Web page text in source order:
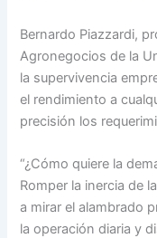
Bernardo Piazzardi,
Agronegocios de la
la supervivencia
el rendimiento a
precisión los
“¿Cómo quiere la
Romper la inercia de
a mirar el alambrado
la operación diaria y